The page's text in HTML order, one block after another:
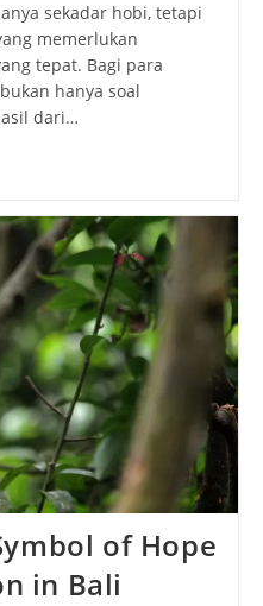
sekadar hobi, tetapi
memerlukan
tepat. Bagi para
hanya soal
dari…
of Hope
in Bali